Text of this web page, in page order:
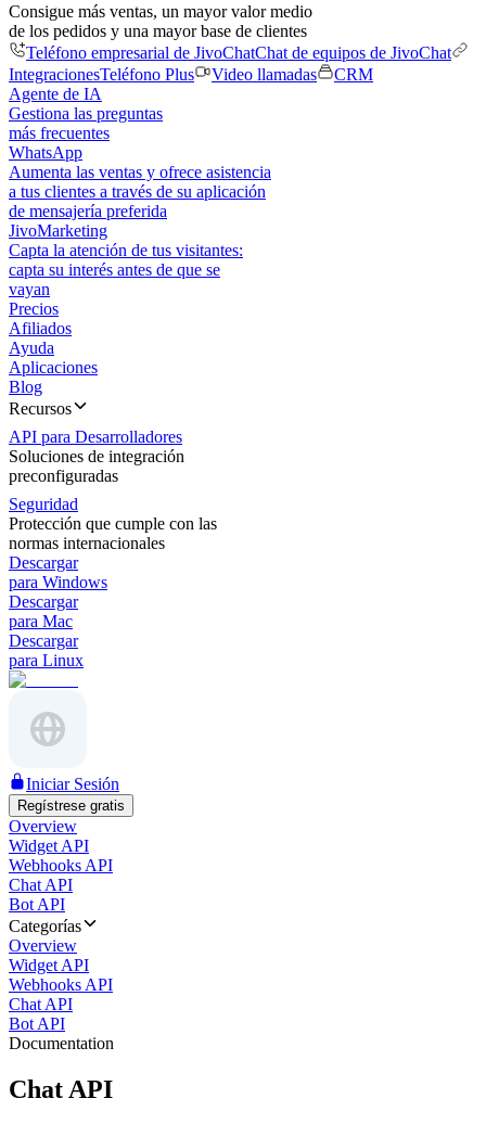
Consigue más ventas, un mayor valor medio
de los pedidos y una mayor base de clientes
Teléfono empresarial de JivoChatChat de equipos de JivoChat
IntegracionesTeléfono Plus Video llamadas
CRM
Agente de IA
Gestiona las preguntas
más frecuentes
WhatsApp
Aumenta las ventas y ofrece asistencia
a tus clientes a través de su aplicación
de mensajería preferida
JivoMarketing
Capta la atención de tus visitantes:
capta su interés antes de que se
vayan
Precios
Afiliados
Ayuda
Aplicaciones
Blog
Recursos
API para Desarrolladores
Soluciones de integración
preconfiguradas
Seguridad
Protección que cumple con las
normas internacionales
Descargar
para Windows
Descargar
para Mac
Descargar
para Linux
Iniciar Sesión
Regístrese gratis
Overview
Widget API
Webhooks API
Chat API
Bot API
Categorías
Overview
Widget API
Webhooks API
Chat API
Bot API
Documentation
Chat API